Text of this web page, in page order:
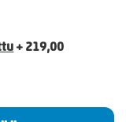
+ 219,00